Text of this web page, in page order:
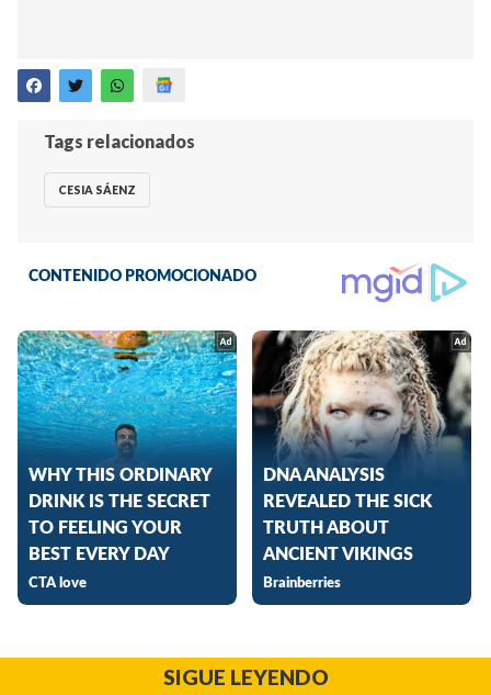
Tags relacionados
CESIA SÁENZ
SIGUE LEYENDO